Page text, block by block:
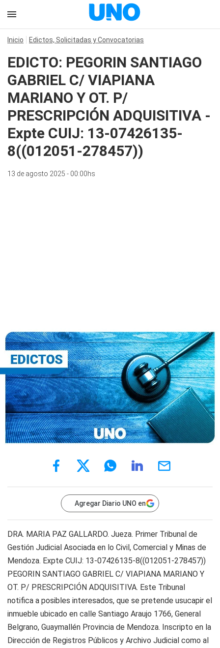
Inicio Edictos, Solicitadas y Convocatorias
EDICTO: PEGORIN SANTIAGO
GABRIEL C/ VIAPIANA
MARIANO Y OT. P/
PRESCRIPCIÓN ADQUISITIVA -
Expte CUIJ: 13-07426135-
8((012051-278457))
13 de agosto 2025 - 00:00hs
Agregar Diario UNO en
DRA. MARIA PAZ GALLARDO. Jueza. Primer Tribunal de
Gestión Judicial Asociada en lo Civil, Comercial y Minas de
Mendoza. Expte CUIJ: 13-07426135-8((012051-278457))
PEGORIN SANTIAGO GABRIEL C/ VIAPIANA MARIANO Y
OT. P/ PRESCRIPCIÓN ADQUISITIVA. Este Tribunal
notifica a posibles interesados, que se pretende usucapir el
inmueble ubicado en calle Santiago Araujo 1766, General
Belgrano, Guaymallén Provincia de Mendoza. Inscripto en la
Dirección de Registros Públicos y Archivo Judicial como al